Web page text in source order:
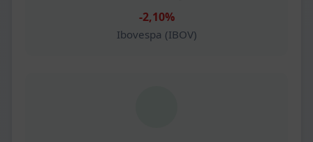
-2,10%
Ibovespa (IBOV)